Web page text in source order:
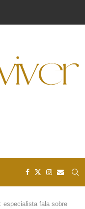
especialista fala sobre